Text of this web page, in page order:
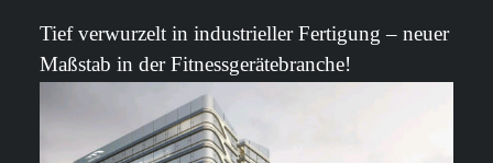
Tief verwurzelt in industrieller Fertigung – neuer
Maßstab in der Fitnessgerätebranche!